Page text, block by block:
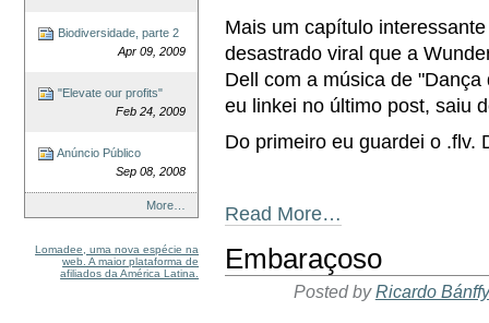
Biodiversidade, parte 2
Apr 09, 2009
"Elevate our profits"
Feb 24, 2009
Anúncio Público
Sep 08, 2008
More…
Lomadee, uma nova espécie na
web. A maior plataforma de
afiliados da América Latina.
Mais um capítulo
desastrado viral que a
Dell com a música de
eu linkei no último post, saiu
Do primeiro eu guardei o .flv.
Read More…
Embaraçoso
Posted byRicardo Bánffy